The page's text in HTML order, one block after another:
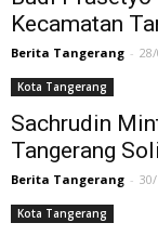
Kecamatan
Berita Tangerang -
Kota Tangerang
Sachrudin
Tangerang
Berita Tangerang -
Kota Tangerang